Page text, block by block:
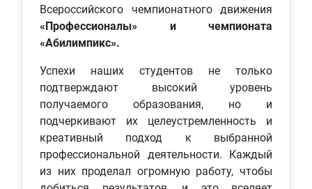
Всероссийского чемпионатного движения
«Профессионалы» и чемпионата
«Абилимпикс».
Успехи наших студентов не только
подтверждают высокий уровень
получаемого образования, но и
подчеркивают их целеустремленность и
креативный подход к выбранной
профессиональной деятельности. Каждый
из них проделал огромную работу, чтобы